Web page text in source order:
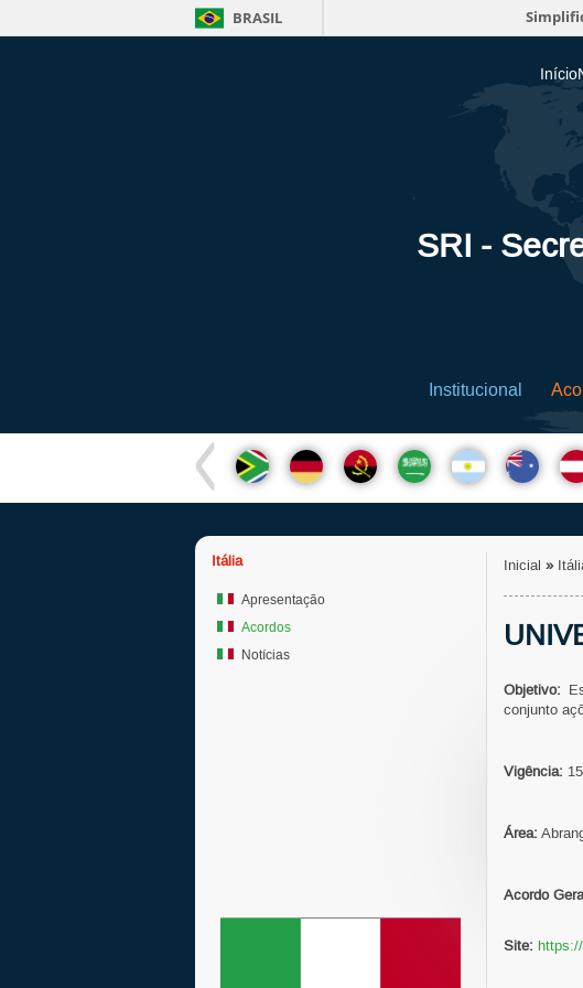
BRASIL
Início
SRI -
Institucional
Itália
Apresentação
Acordos
Notícias
Inicial »
Objetivo:
conjunto
Vigência:
Área:
Acordo
Site: